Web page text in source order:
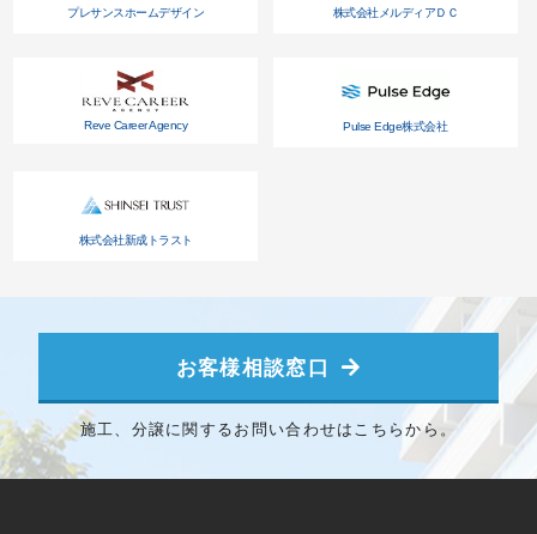
プレサンスホームデザイン 株式会社メルディアＤＣ
Reve Career Agency Pulse Edge株式会社
株式会社新成トラスト
お客様相談窓口
施工、分譲に関するお問い合わせはこちらから。